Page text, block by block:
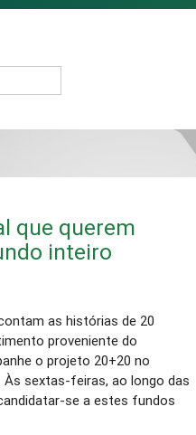
que querem
inteiro
as histórias de 20
proveniente do
o projeto 20+20 no
Às sextas-feiras, ao longo das
se a estes fundos